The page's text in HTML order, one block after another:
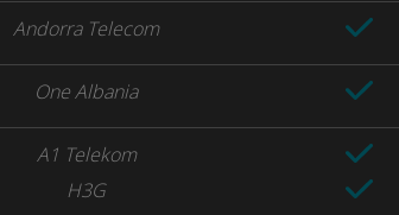
Andorra Telecom
One Albania
A1 Telekom
H3G